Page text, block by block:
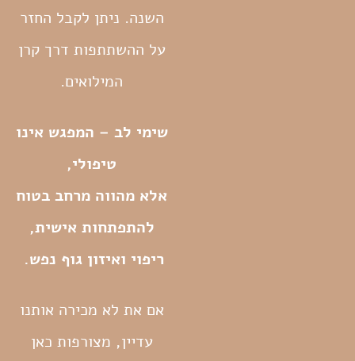
השנה. ניתן לקבל החזר
על ההשתתפות דרך קרן
המילואים.
שימי לב – המפגש אינו
טיפולי,
אלא מהווה מרחב בטוח
להתפתחות אישית,
ריפוי ואיזון גוף נפש.
אם את לא מכירה אותנו
עדיין, מצורפות כאן